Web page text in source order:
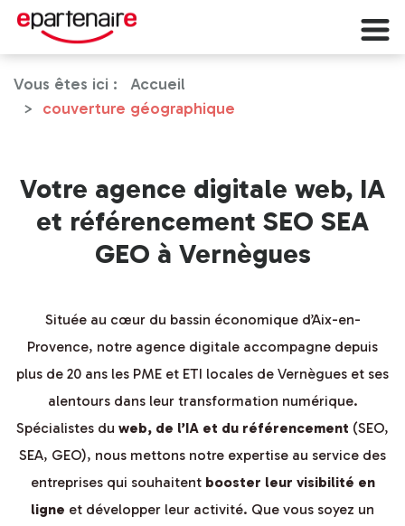
Vous êtes ici :
Accueil
couverture géographique
Votre agence digitale web, IA
et référencement SEO SEA
GEO à Vernègues
Située au cœur du bassin économique d’Aix-en-
Provence, notre agence digitale accompagne depuis
plus de 20 ans les PME et ETI locales de Vernègues et ses
alentours dans leur transformation numérique.
Spécialistes du web, de l’IA et du référencement (SEO,
SEA, GEO), nous mettons notre expertise au service des
entreprises qui souhaitent booster leur visibilité en
ligne et développer leur activité. Que vous soyez un